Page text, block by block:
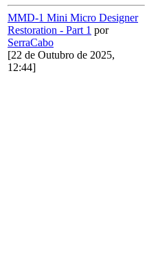
MMD-1 Mini Micro Designer
Restoration - Part 1 por
SerraCabo
[22 de Outubro de 2025,
12:44]